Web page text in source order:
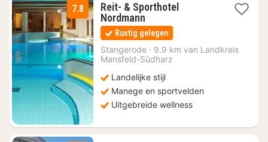
7.8
Reit- & Sporthotel
Nordmann1
nacht
vanaf
€
144
Rustig gelegen
Stangerode · 9.9 km van Landkreis
Mansfeld-Südharz
Landelijke stijl
Manege en sportvelden
Uitgebreide wellness